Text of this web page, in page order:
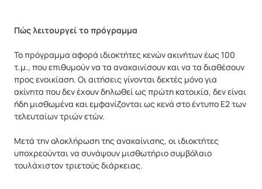
Πώς λειτουργεί το πρόγραμμα
Το πρόγραμμα αφορά ιδιοκτήτες κενών ακινήτων έως 100
τ.μ., που επιθυμούν να τα ανακαινίσουν και να τα διαθέσουν
προς ενοικίαση. Οι αιτήσεις γίνονται δεκτές μόνο για
ακίνητα που δεν έχουν δηλωθεί ως πρώτη κατοικία, δεν είναι
ήδη μισθωμένα και εμφανίζονται ως κενά στο έντυπο Ε2 των
τελευταίων τριών ετών.
Μετά την ολοκλήρωση της ανακαίνισης, οι ιδιοκτήτες
υποχρεούνται να συνάψουν μισθωτήριο συμβόλαιο
τουλάχιστον τριετούς διάρκειας.